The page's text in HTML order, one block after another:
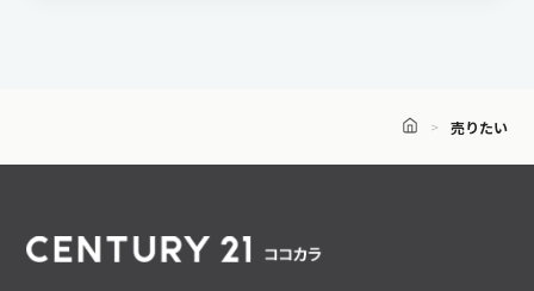
売りたい